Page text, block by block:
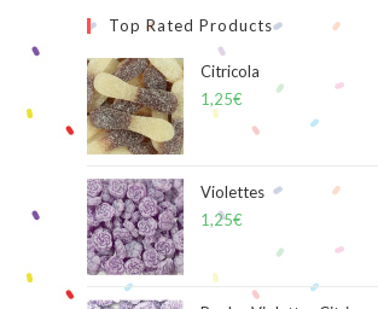
Top Rated Products
Citricola
1,25€
Violettes
1,25€